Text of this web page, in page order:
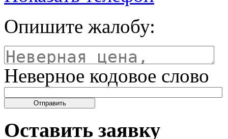
Опишите жалобу:
Неверное кодовое слово
Оставить заявку